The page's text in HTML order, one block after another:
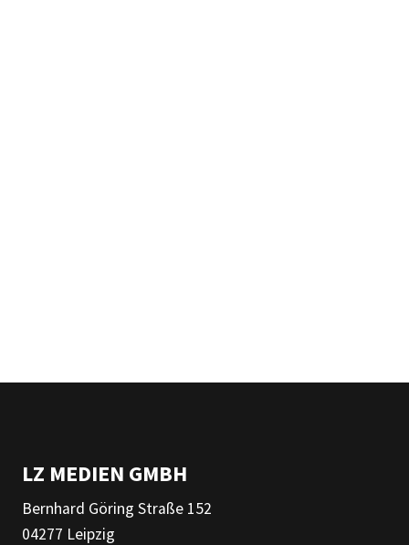
LZ MEDIEN GMBH
Bernhard Göring Straße 152
04277 Leipzig